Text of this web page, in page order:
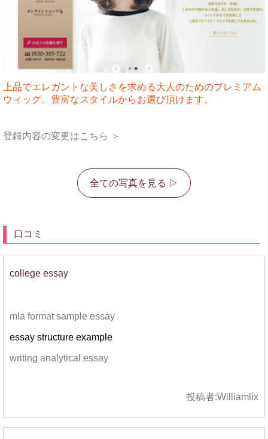
上品でエレガントな美しさを求める大人のためのプレミアム
ウィッグ。豊富なスタイルからお選び頂けます。
登録内容の変更はこちら ＞
全ての写真を見る ▷
口コミ
college essay
mla format sample essay
essay structure example
writing analytical essay
投稿者:Williamlix